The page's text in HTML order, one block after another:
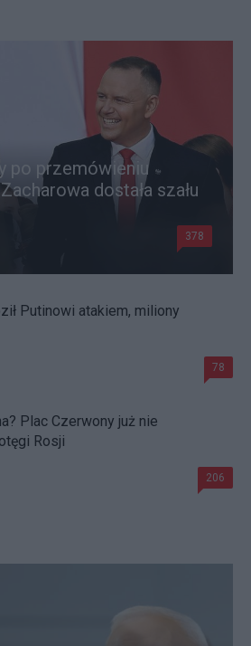
po przemówieniu
dostała szału
378
Putinowi atakiem, miliony
78
Plac Czerwony już nie
Rosji
206